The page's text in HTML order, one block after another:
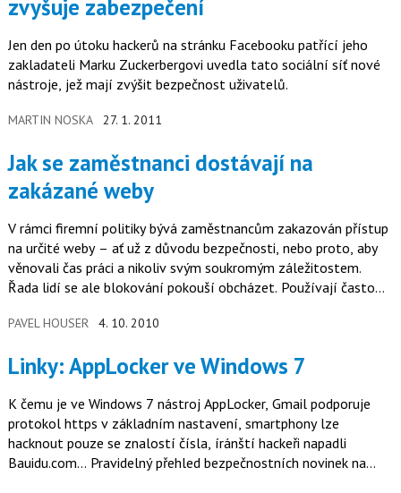
zvyšuje zabezpečení
Jen den po útoku hackerů na stránku Facebooku patřící jeho
zakladateli Marku Zuckerbergovi uvedla tato sociální síť nové
nástroje, jež mají zvýšit bezpečnost uživatelů.
MARTIN NOSKA 27. 1. 2011
Jak se zaměstnanci dostávají na
zakázané weby
V rámci firemní politiky bývá zaměstnancům zakazován přístup
na určité weby – ať už z důvodu bezpečnosti, nebo proto, aby
věnovali čas práci a nikoliv svým soukromým záležitostem.
Řada lidí se ale blokování pokouší obcházet. Používají často
zase reagovat firemní IT oddělení?
PAVEL HOUSER 4. 10. 2010
Linky: AppLocker ve Windows 7
K čemu je ve Windows 7 nástroj AppLocker, Gmail podporuje
protokol https v základním nastavení, smartphony lze
hacknout pouze se znalostí čísla, íránští hackeři napadli
Bauidu.com... Pravidelný přehled bezpečnostních novinek na